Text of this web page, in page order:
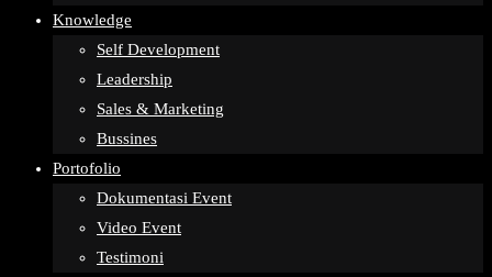
Knowledge
Self Development
Leadership
Sales & Marketing
Bussines
Portofolio
Dokumentasi Event
Video Event
Testimoni